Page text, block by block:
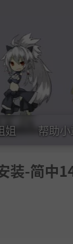
姐 帮助
装-简中